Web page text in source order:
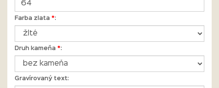
Farba zlata *:
Druh kameňa *:
Gravírovaný text: